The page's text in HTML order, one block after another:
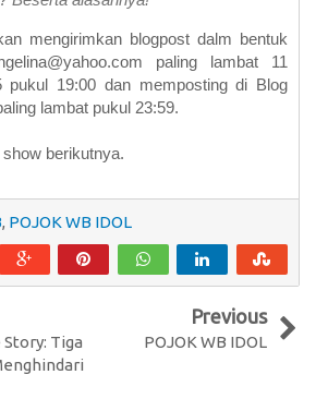
mengirimkan blogpost dalm bentuk
paling lambat 11
pukul 19:00 dan memposting di Blog
lambat pukul 23:59.
berikutnya.
, POJOK WB IDOL
Tiga
Previous
POJOK WB IDOL